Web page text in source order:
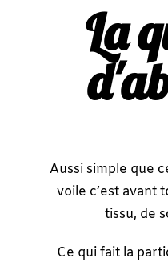
La
Aussi simple que
voile c’est avant
tissu, de
Ce qui fait la